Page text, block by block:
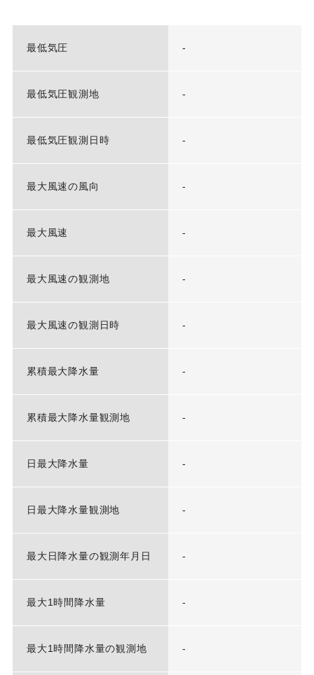
最低気圧 -
最低気圧観測地 -
最低気圧観測日時 -
最大風速の風向 -
最大風速 -
最大風速の観測地 -
最大風速の観測日時 -
累積最大降水量 -
累積最大降水量観測地 -
日最大降水量 -
日最大降水量観測地 -
最大日降水量の観測年月日 -
最大1時間降水量 -
最大1時間降水量の観測地 -